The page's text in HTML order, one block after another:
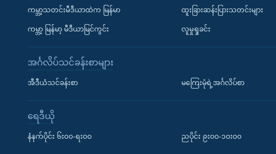
ကမ္ဘာ့သတင်းမီဒီယာထဲက မြန်မာ
ကမ္ဘာ့ မြန်မာ့ မီဒီယာမြင်ကွင်း
ထူးခြားဆန်းပြားသတင်းများ
လူမှုရှုခင်း
အင်္ဂလိပ်သင်ခန်းစာများ
အီဒီယံသင်ခန်းစာ မကြေးမုံရဲ့အင်္ဂလိပ်စာ
ရေဒီယို
နံနက်ပိုင်း ၆း၀၀-ရး၀၀ ညပိုင်း ၉း၀၀-၁၀း၀၀